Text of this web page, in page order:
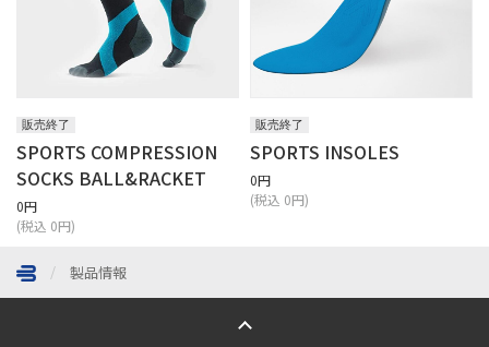
販売終了
SPORTS COMPRESSION
SOCKS BALL&RACKET
0円
(税込 0円)
販売終了
SPORTS INSOLES
0円
(税込 0円)
製品情報
ページトップへ